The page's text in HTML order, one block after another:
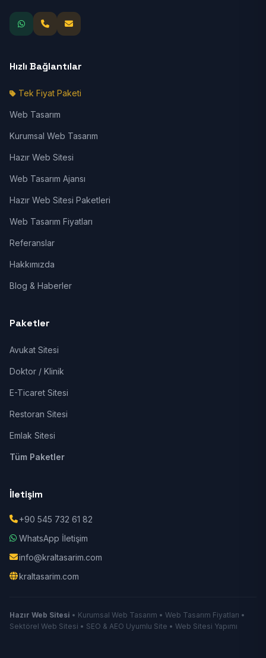
Hızlı Bağlantılar
Tek Fiyat Paketi
Web Tasarım
Kurumsal Web Tasarım
Hazır Web Sitesi
Web Tasarım Ajansı
Hazır Web Sitesi Paketleri
Web Tasarım Fiyatları
Referanslar
Hakkımızda
Blog & Haberler
Paketler
Avukat Sitesi
Doktor / Klinik
E-Ticaret Sitesi
Restoran Sitesi
Emlak Sitesi
Tüm Paketler
İletişim
+90 545 732 61 82
WhatsApp İletişim
info@kraltasarim.com
kraltasarim.com
Hazır Web Sitesi • Kurumsal Web Tasarım • Web Tasarım Fiyatları •
Sektörel Web Sitesi • SEO & AEO Uyumlu Site • Web Sitesi Yapımı